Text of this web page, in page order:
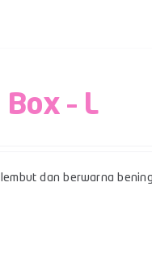
– L
dan berwarna